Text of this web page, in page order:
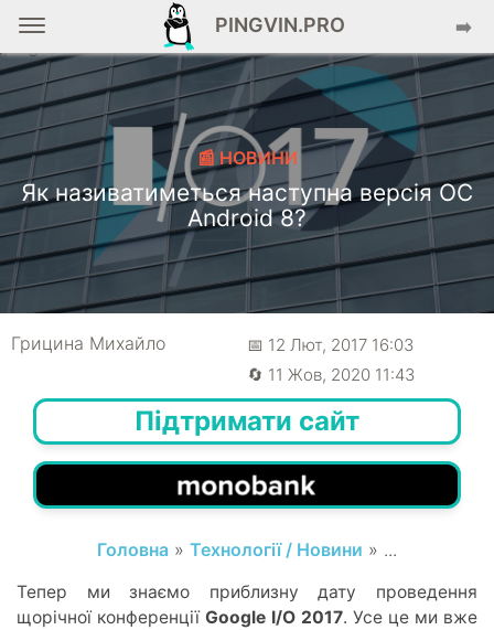
PINGVIN.PRO ➡️
📰 НОВИНИ
Як називатиметься наступна версія ОС
Android 8?
Грицина Михайло
📅 12 Лют, 2017 16:03
🔄 11 Жов, 2020 11:43
Підтримати сайт
Головна » Технології / Новини » ...
Тепер ми знаємо приблизну дату проведення
щорічної конференції Google I/O 2017. Усе це ми вже